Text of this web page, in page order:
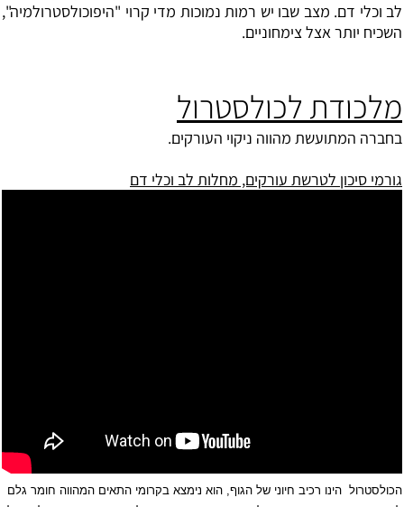
לב וכלי דם. מצב שבו יש רמות נמוכות מדי קרוי "היפוכולסטרולמיה",
השכיח יותר אצל צימחוניים.
מלכודת לכולסטרול
בחברה המתועשת מהווה ניקוי העורקים.
גורמי סיכון לטרשת עורקים, מחלות לב וכלי דם
הכולסטרול הינו רכיב חיוני של הגוף, הוא נימצא בקרומי התאים המהווה חומר גלם